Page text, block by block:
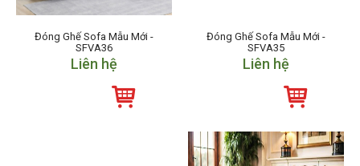
Đóng Ghế Sofa Mẫu Mới -
SFVA36
Liên hệ
Đóng Ghế Sofa Mẫu Mới -
SFVA35
Liên hệ